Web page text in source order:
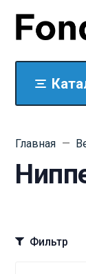
Главная
Фильтр